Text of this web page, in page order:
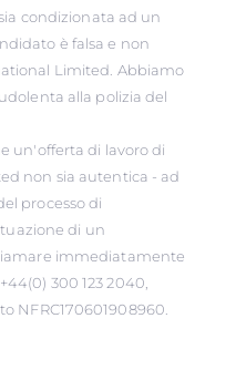
condizionata ad un
è falsa e non
Limited. Abbiamo
alla polizia del
un'offerta di lavoro di
non sia autentica - ad
processo di
di un
immediatamente
300 123 2040,
NFRC170601908960.